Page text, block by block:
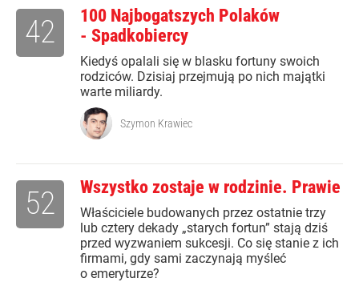
100 Najbogatszych Polaków
- Spadkobiercy
Kiedyś opalali się w blasku fortuny swoich
rodziców. Dzisiaj przejmują po nich majątki
warte miliardy.
42
Szymon Krawiec
Wszystko zostaje w rodzinie. Prawie
Właściciele budowanych przez ostatnie trzy
lub cztery dekady „starych fortun” stają dziś
przed wyzwaniem sukcesji. Co się stanie z ich
firmami, gdy sami zaczynają myśleć
o emeryturze?
52